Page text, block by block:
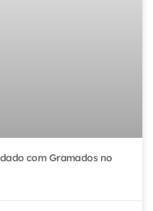
com Gramados no